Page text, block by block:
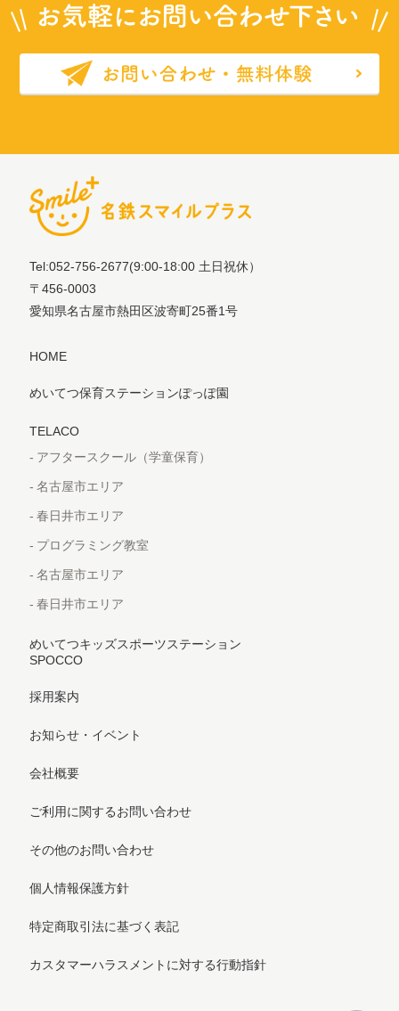
Tel:052-756-2677(9:00-18:00 土日祝休）
〒456-0003
愛知県名古屋市熱田区波寄町25番1号
HOME
めいてつ保育ステーションぽっぽ園
TELACO
アフタースクール（学童保育）
名古屋市エリア
春日井市エリア
プログラミング教室
名古屋市エリア
春日井市エリア
めいてつキッズスポーツステーション
SPOCCO
採用案内
お知らせ・イベント
会社概要
ご利用に関するお問い合わせ
その他のお問い合わせ
個人情報保護方針
特定商取引法に基づく表記
カスタマーハラスメントに対する行動指針